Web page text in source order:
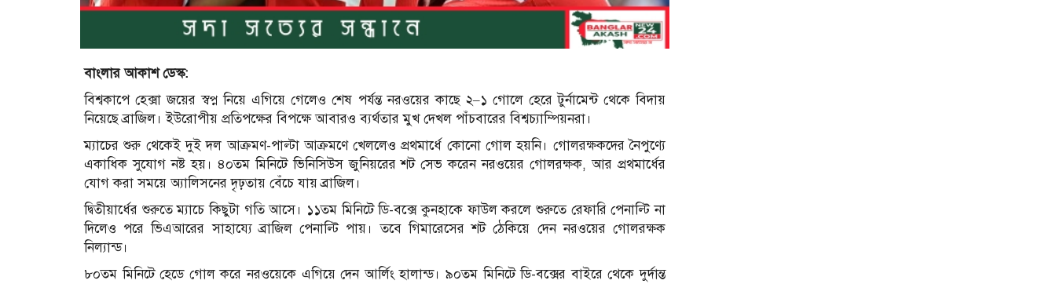
বাংলার আকাশ ডেস্ক:
বিশ্বকাপে হেক্সা জয়ের স্বপ্ন নিয়ে এগিয়ে গেলেও শেষ পর্যন্ত নরওয়ের কাছে ২–১ গোলে হেরে টুর্নামেন্ট থেকে বিদায়
নিয়েছে ব্রাজিল। ইউরোপীয় প্রতিপক্ষের বিপক্ষে আবারও ব্যর্থতার মুখ দেখল পাঁচবারের বিশ্বচ্যাম্পিয়নরা।
ম্যাচের শুরু থেকেই দুই দল আক্রমণ-পাল্টা আক্রমণে খেললেও প্রথমার্ধে কোনো গোল হয়নি। গোলরক্ষকদের নৈপুণ্যে
একাধিক সুযোগ নষ্ট হয়। ৪০তম মিনিটে ভিনিসিউস জুনিয়রের শট সেভ করেন নরওয়ের গোলরক্ষক, আর প্রথমার্ধের
যোগ করা সময়ে অ্যালিসনের দৃঢ়তায় বেঁচে যায় ব্রাজিল।
দ্বিতীয়ার্ধের শুরুতে ম্যাচে কিছুটা গতি আসে। ১১তম মিনিটে ডি-বক্সে কুনহাকে ফাউল করলে শুরুতে রেফারি পেনাল্টি না
দিলেও পরে ভিএআরের সাহায্যে ব্রাজিল পেনাল্টি পায়। তবে গিমারেসের শট ঠেকিয়ে দেন নরওয়ের গোলরক্ষক
নিল্যান্ড।
৮০তম মিনিটে হেডে গোল করে নরওয়েকে এগিয়ে দেন আর্লিং হালান্ড। ৯০তম মিনিটে ডি-বক্সের বাইরে থেকে দুর্দান্ত